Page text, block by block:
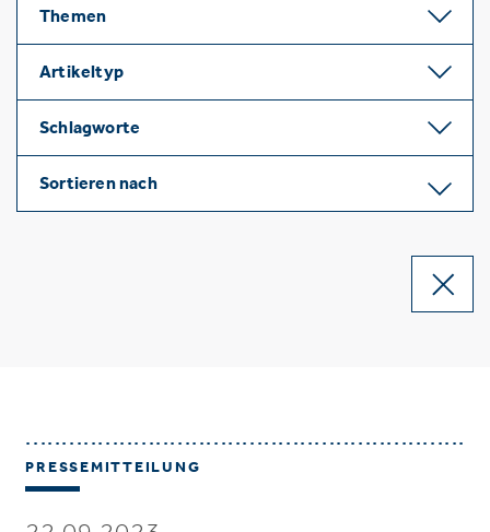
Themen
Artikeltyp
Schlagworte
Sortieren nach
PRESSEMITTEILUNG